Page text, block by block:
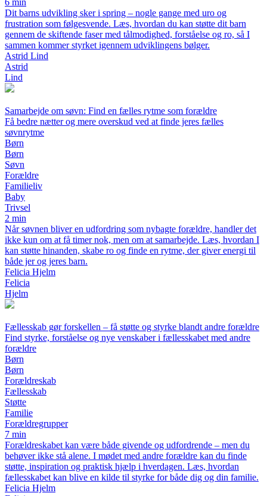
6 min
Dit barns udvikling sker i spring – nogle gange med uro og
frustration som følgesvende. Læs, hvordan du kan støtte dit barn
gennem de skiftende faser med tålmodighed, forståelse og ro, så I
sammen kommer styrket igennem udviklingens bølger.
Astrid Lind
Astrid
Lind
Samarbejde om søvn: Find en fælles rytme som forældre
Få bedre nætter og mere overskud ved at finde jeres fælles
søvnrytme
Børn
Børn
Søvn
Forældre
Familieliv
Baby
Trivsel
2 min
Når søvnen bliver en udfordring som nybagte forældre, handler det
ikke kun om at få timer nok, men om at samarbejde. Læs, hvordan I
kan støtte hinanden, skabe ro og finde en rytme, der giver energi til
både jer og jeres barn.
Felicia Hjelm
Felicia
Hjelm
Fællesskab gør forskellen – få støtte og styrke blandt andre forældre
Find styrke, forståelse og nye venskaber i fællesskabet med andre
forældre
Børn
Børn
Forældreskab
Fællesskab
Støtte
Familie
Forældregrupper
7 min
Forældreskabet kan være både givende og udfordrende – men du
behøver ikke stå alene. I mødet med andre forældre kan du finde
støtte, inspiration og praktisk hjælp i hverdagen. Læs, hvordan
fællesskabet kan blive en kilde til styrke for både dig og din familie.
Felicia Hjelm